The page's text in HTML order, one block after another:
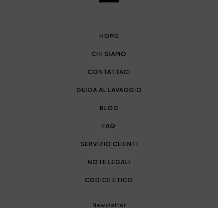
HOME
CHI SIAMO
CONTATTACI
GUIDA AL LAVAGGIO
BLOG
FAQ
SERVIZIO CLIENTI
NOTE LEGALI
CODICE ETICO
Newsletter